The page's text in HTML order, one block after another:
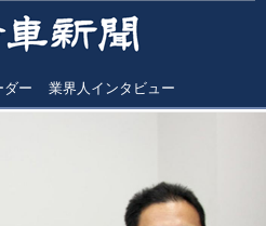
ダー 業界人インタビュー